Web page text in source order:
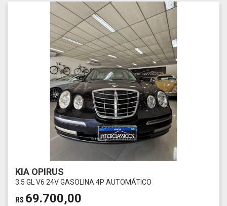
KIA OPIRUS
3.5 GL V6 24V GASOLINA 4P AUTOMÁTICO
R$ 69.700,00